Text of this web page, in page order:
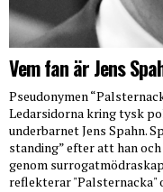
Vem fan är Jens
Pseudonymen
Ledarsidorna kring tysk
underbarnet Jens Spahn.
standing” efter att han
genom
reflekterar "Palsternacka"